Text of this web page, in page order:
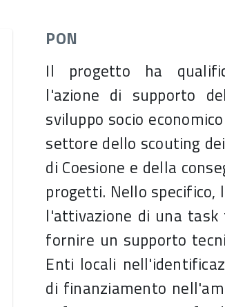
VALUTAZIONE
COVID-19
ACCESSO AL
FINANZIAMENTO
COMITATO DI
SORVEGLIANZA
PON
Il progetto ha
l'azione di supporto
sviluppo socio
settore dello scouting
di Coesione e della
progetti. Nello
l'attivazione di una
fornire un supporto
Enti locali
di finanziamento